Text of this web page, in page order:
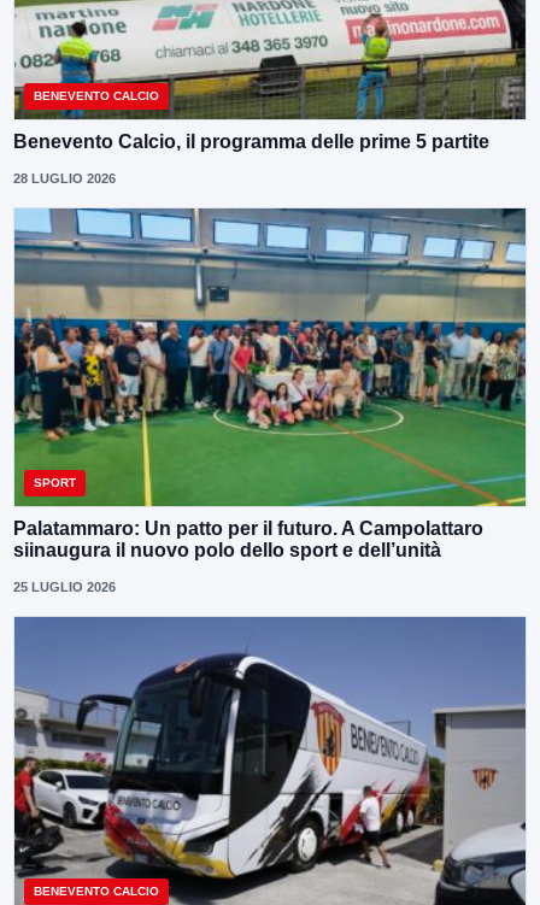
BENEVENTO CALCIO
Benevento Calcio, il programma delle prime 5 partite
28 LUGLIO 2026
SPORT
Palatammaro: Un patto per il futuro. A Campolattaro
siinaugura il nuovo polo dello sport e dell’unità
25 LUGLIO 2026
BENEVENTO CALCIO